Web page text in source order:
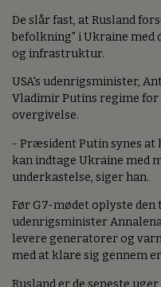
De slår fast, at Rusland
befolkning" i Ukraine med
og infrastruktur.
USA's udenrigsminister,
Vladimir Putins regime
overgivelse.
- Præsident Putin synes at
kan indtage Ukraine med
underkastelse, siger han.
Før G7-mødet oplyste
udenrigsminister
levere generatorer og
med at klare sig gennem
Rusland er de seneste